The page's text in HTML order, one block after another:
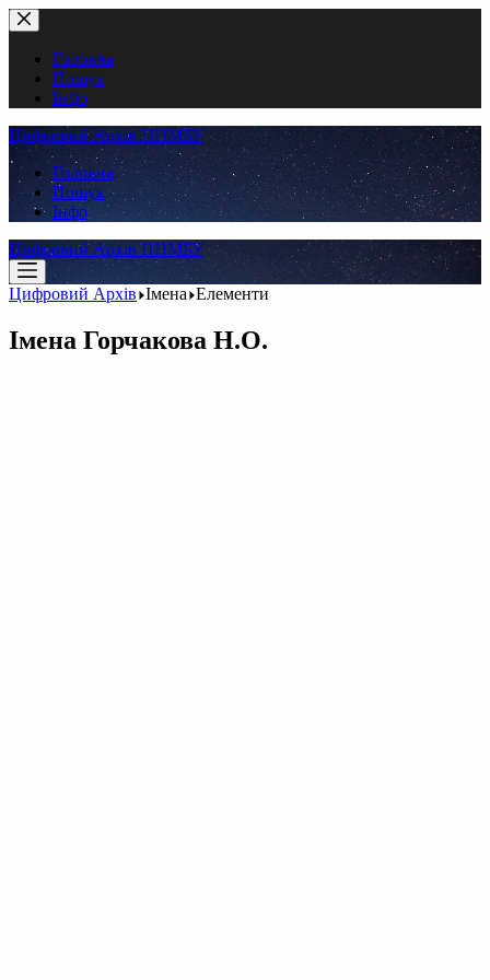
Перейти
до
вмістуГоловна
Пошук
Інфо
Цифровий Архів ННМБУ
Головна
Пошук
Інфо
Цифровий Архів ННМБУ
Цифровий Архів Імена Елементи
Імена Горчакова Н.О.